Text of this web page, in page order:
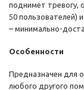
поднимет тревогу,
50 пользователей)
– минимально-
Особенности
Предназначен для
любого другого